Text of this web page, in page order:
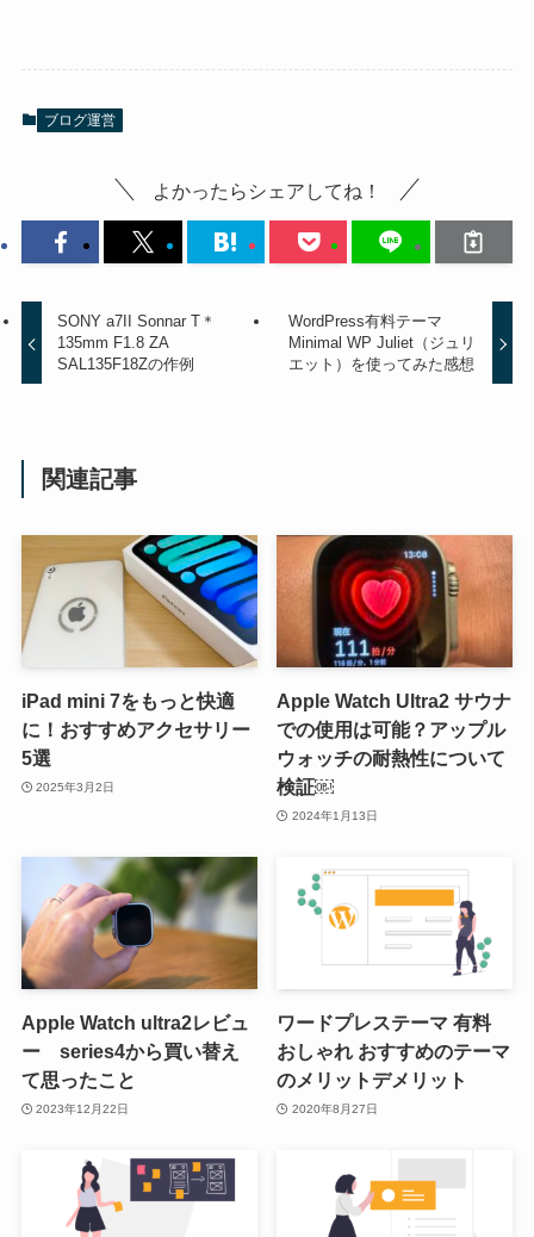
ブログ運営
よかったらシェアしてね！
SONY a7II Sonnar T＊
135mm F1.8 ZA
SAL135F18Zの作例
WordPress有料テーマ
Minimal WP Juliet（ジュリ
エット）を使ってみた感想
関連記事
iPad mini 7をもっと快適
に！おすすめアクセサリー
5選
2025年3月2日
Apple Watch Ultra2 サウナ
での使用は可能？アップル
ウォッチの耐熱性について
検証￼
2024年1月13日
Apple Watch ultra2レビュ
ー series4から買い替え
て思ったこと
2023年12月22日
ワードプレステーマ 有料
おしゃれ おすすめのテーマ
のメリットデメリット
2020年8月27日